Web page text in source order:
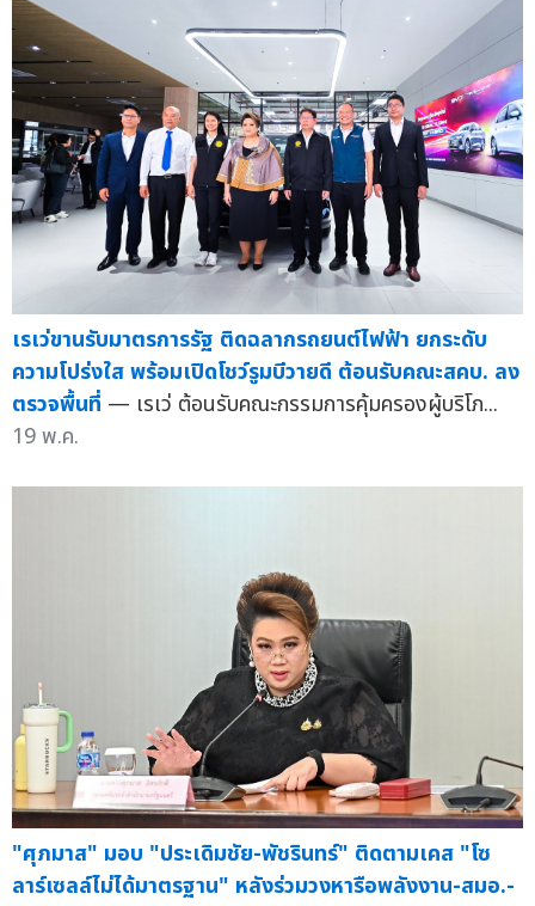
เรเว่ขานรับมาตรการรัฐ ติดฉลากรถยนต์ไฟฟ้า ยกระดับ
ความโปร่งใส พร้อมเปิดโชว์รูมบีวายดี ต้อนรับคณะสคบ. ลง
ตรวจพื้นที่ — เรเว่ ต้อนรับคณะกรรมการคุ้มครองผู้บริโภ...
19 พ.ค.
"ศุภมาส" มอบ "ประเดิมชัย-พัชรินทร์" ติดตามเคส "โซ
ลาร์เซลล์ไม่ได้มาตรฐาน" หลังร่วมวงหารือพลังงาน-สมอ.-